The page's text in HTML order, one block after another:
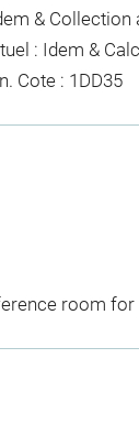
& Collection
: Idem &
. Cote : 1DD35
room